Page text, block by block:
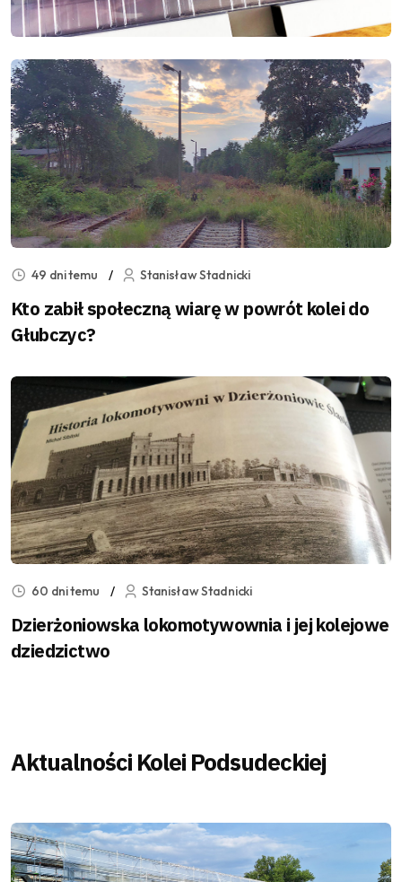
49 dni temu Stanisław Stadnicki
Kto zabił społeczną wiarę w powrót kolei do
Głubczyc?
60 dni temu Stanisław Stadnicki
Dzierżoniowska lokomotywownia i jej kolejowe
dziedzictwo
Aktualności Kolei Podsudeckiej